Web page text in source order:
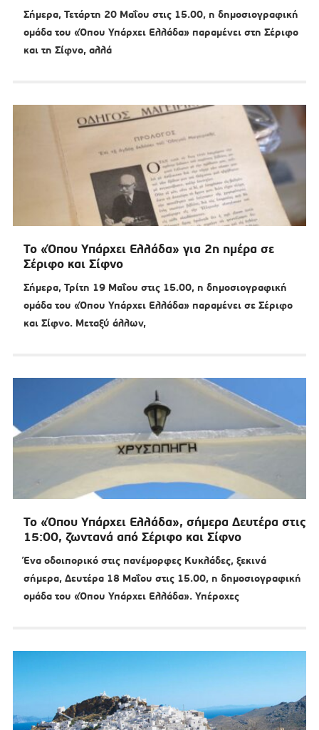
Σήμερα, Τετάρτη 20 Μαΐου στις 15.00, η δημοσιογραφική
ομάδα του «Όπου Υπάρχει Ελλάδα» παραμένει στη Σέριφο
και τη Σίφνο, αλλά
Το «Όπου Υπάρχει Ελλάδα» για 2η ημέρα σε
Σέριφο και Σίφνο
Σήμερα, Τρίτη 19 Μαΐου στις 15.00, η δημοσιογραφική
ομάδα του «Όπου Υπάρχει Ελλάδα» παραμένει σε Σέριφο
και Σίφνο. Μεταξύ άλλων,
Το «Όπου Υπάρχει Ελλάδα», σήμερα Δευτέρα στις
15:00, ζωντανά από Σέριφο και Σίφνο
Ένα οδοιπορικό στις πανέμορφες Κυκλάδες, ξεκινά
σήμερα, Δευτέρα 18 Μαΐου στις 15.00, η δημοσιογραφική
ομάδα του «Όπου Υπάρχει Ελλάδα». Υπέροχες